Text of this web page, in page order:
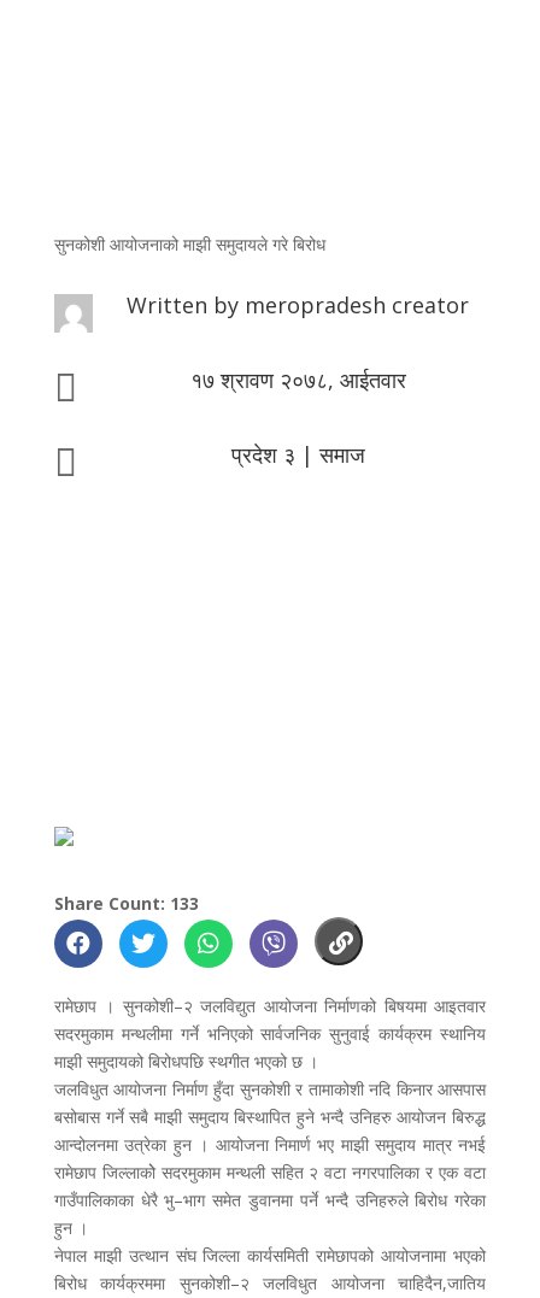
सुनकोशी आयोजनाको माझी समुदायले गरे बिरोध
Written by meropradesh creator
 १७ श्रावण २०७८, आईतवार
 प्रदेश ३ |समाज
Share Count: 133
रामेछाप । सुनकोशी–२ जलविद्युत आयोजना निर्माणको बिषयमा आइतवार
सदरमुकाम मन्थलीमा गर्ने भनिएको सार्वजनिक सुनुवाई कार्यक्रम स्थानिय
माझी समुदायको बिरोधपछि स्थगीत भएको छ ।
जलविधुत आयोजना निर्माण हुँदा सुनकोशी र तामाकोशी नदि किनार आसपास
बसोबास गर्ने सबै माझी समुदाय बिस्थापित हुने भन्दै उनिहरु आयोजन बिरुद्ध
आन्दोलनमा उत्रेका हुन । आयोजना निमार्ण भए माझी समुदाय मात्र नभई
रामेछाप जिल्लाकोे सदरमुकाम मन्थली सहित २ वटा नगरपालिका र एक वटा
गाउँपालिकाका धेरै भु–भाग समेत डुवानमा पर्ने भन्दै उनिहरुले बिरोध गरेका
हुन ।
नेपाल माझी उत्थान संघ जिल्ला कार्यसमिती रामेछापको आयोजनामा भएको
बिरोध कार्यक्रममा सुनकोशी–२ जलविधुत आयोजना चाहिदैन,जातिय